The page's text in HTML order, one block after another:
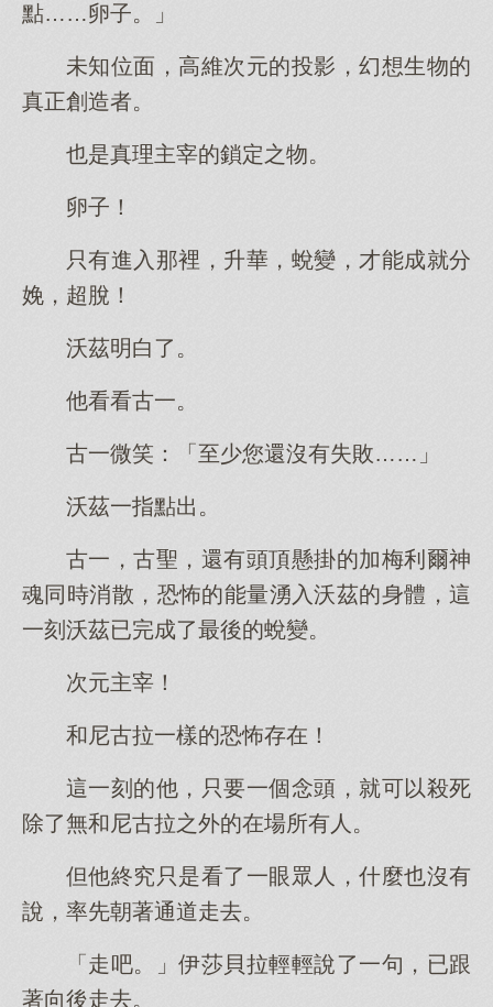
點……卵子。」
未知位面，高維次元的投影，幻想生物的
真正創造者。
也是真理主宰的鎖定之物。
卵子！
只有進入那裡，升華，蛻變，才能成就分
娩，超脫！
沃茲明白了。
他看看古一。
古一微笑：「至少您還沒有失敗……」
沃茲一指點出。
古一，古聖，還有頭頂懸掛的加梅利爾神
魂同時消散，恐怖的能量湧入沃茲的身體，這
一刻沃茲已完成了最後的蛻變。
次元主宰！
和尼古拉一樣的恐怖存在！
這一刻的他，只要一個念頭，就可以殺死
除了無和尼古拉之外的在場所有人。
但他終究只是看了一眼眾人，什麼也沒有
說，率先朝著通道走去。
「走吧。」伊莎貝拉輕輕說了一句，已跟
著向後走去。